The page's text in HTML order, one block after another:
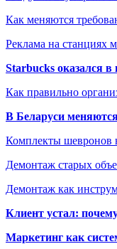
Как меняются
Реклама на станциях
Starbucks оказался в
Как правильно
В Беларуси
Комплекты шевронов
Демонтаж старых
Демонтаж как
Клиент устал:
Маркетинг как